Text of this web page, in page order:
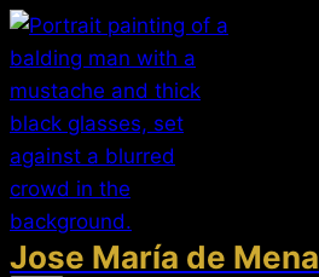
Saltar
al
contenido
Jose María de Mena